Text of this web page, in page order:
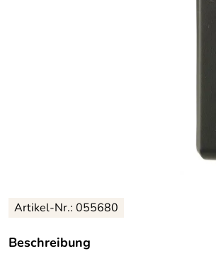
Artikel-Nr.: 055680
Beschreibung